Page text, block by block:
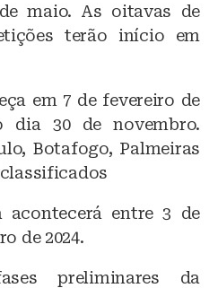
maio. As oitavas de
terão início em
em 7 de fevereiro de
dia 30 de novembro.
Botafogo, Palmeiras
acontecerá entre 3 de
de 2024.
preliminares da